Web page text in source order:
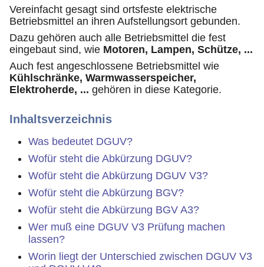
Vereinfacht gesagt sind ortsfeste elektrische
Betriebsmittel an ihren Aufstellungsort gebunden.
Dazu gehören auch alle Betriebsmittel die fest
eingebaut sind, wie Motoren, Lampen, Schütze, ...
Auch fest angeschlossene Betriebsmittel wie
Kühlschränke, Warmwasserspeicher,
Elektroherde, ... gehören in diese Kategorie.
Inhaltsverzeichnis
Was bedeutet DGUV?
Wofür steht die Abkürzung DGUV?
Wofür steht die Abkürzung DGUV V3?
Wofür steht die Abkürzung BGV?
Wofür steht die Abkürzung BGV A3?
Wer muß eine DGUV V3 Prüfung machen
lassen?
Worin liegt der Unterschied zwischen DGUV V3